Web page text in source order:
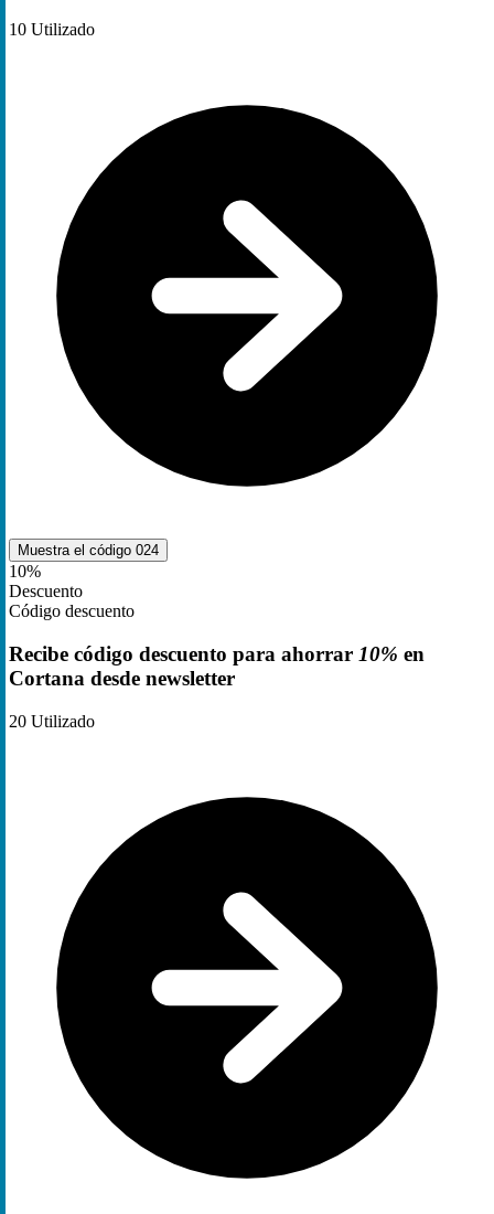
10 Utilizado
Muestra el código 024
10%
Descuento
Código descuento
Recibe código descuento para ahorrar 10% en
Cortana desde newsletter
20 Utilizado